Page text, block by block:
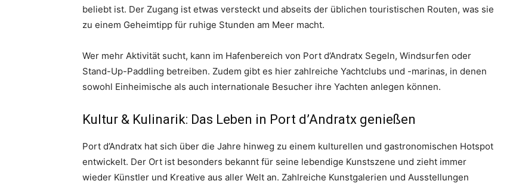
beliebt ist. Der Zugang ist etwas versteckt und abseits der üblichen touristischen Routen, was sie
zu einem Geheimtipp für ruhige Stunden am Meer macht.
Wer mehr Aktivität sucht, kann im Hafenbereich von Port d’Andratx Segeln, Windsurfen oder
Stand-Up-Paddling betreiben. Zudem gibt es hier zahlreiche Yachtclubs und -marinas, in denen
sowohl Einheimische als auch internationale Besucher ihre Yachten anlegen können.
Kultur & Kulinarik: Das Leben in Port d’Andratx genießen
Port d’Andratx hat sich über die Jahre hinweg zu einem kulturellen und gastronomischen Hotspot
entwickelt. Der Ort ist besonders bekannt für seine lebendige Kunstszene und zieht immer
wieder Künstler und Kreative aus aller Welt an. Zahlreiche Kunstgalerien und Ausstellungen